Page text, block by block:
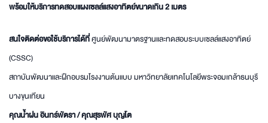
พร้อมให้บริการทดสอบแผงเซลล์แสงอาทิตย์ขนาดเกิน 2 เมตร
สนใจติดต่อขอใช้บริการได้ที่ศูนย์พัฒนามาตรฐานและทดสอบระบบเซลล์แสงอาทิตย์
(CSSC)
สถาบันพัฒนาและฝึกอบรมโรงงานต้นแบบ มหาวิทยาลัยเทคโนโลยีพระจอมเกล้าธนบุรี
บางขุนเทียน
คุณน้ำฝน อินทร์พัตรา / คุณสุรพัศ บุญโต